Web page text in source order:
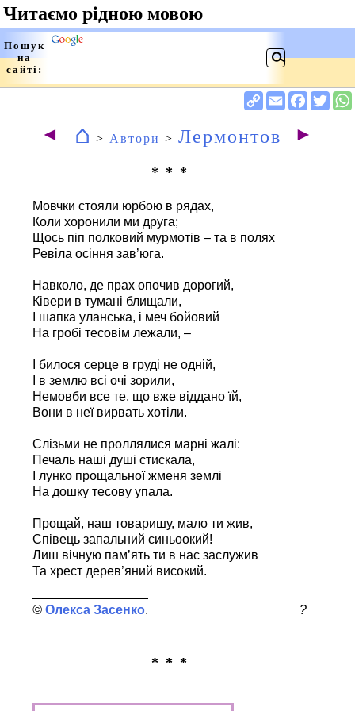
◄ ⌂ > Автори > Лермонтов ►
* * *
Мовчки стояли юрбою в рядах,
Коли хоронили ми друга;
Щось піп полковий мурмотів – та в полях
Ревіла осіння зав’юга.
Навколо, де прах опочив дорогий,
Ківери в тумані блищали,
І шапка уланська, і меч бойовий
На гробі тесовім лежали, –
І билося серце в груді не одній,
І в землю всі очі зорили,
Немовби все те, що вже віддано їй,
Вони в неї вирвать хотіли.
Слізьми не проллялися марні жалі:
Печаль наші душі стискала,
І лунко прощальної жменя землі
На дошку тесову упала.
Прощай, наш товаришу, мало ти жив,
Співець запальний синьоокий!
Лиш вічную пам’ять ти в нас заслужив
Та хрест дерев’яний високий.
Олекса Засенко ?
* * *